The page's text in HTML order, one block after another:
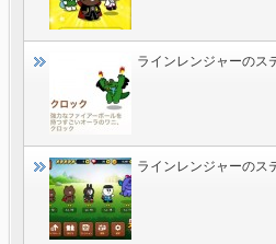
ラインレンジャーのス
ラインレンジャーのス